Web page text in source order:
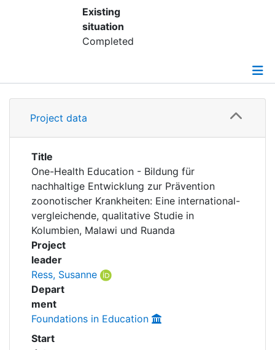
Existing
situation
Completed
Details
Project data
Title
One-Health Education - Bildung für
nachhaltige Entwicklung zur Prävention
zoonotischer Krankheiten: Eine international-
vergleichende, qualitative Studie in
Kolumbien, Malawi und Ruanda
Project
leader
Ress, Susanne
Depart
ment
Foundations in Education
Start